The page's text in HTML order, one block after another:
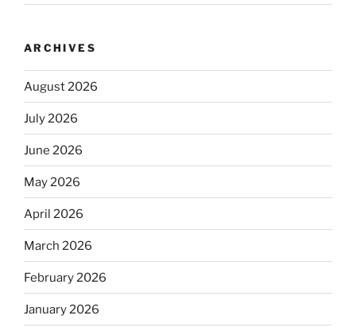
ARCHIVES
August 2026
July 2026
June 2026
May 2026
April 2026
March 2026
February 2026
January 2026